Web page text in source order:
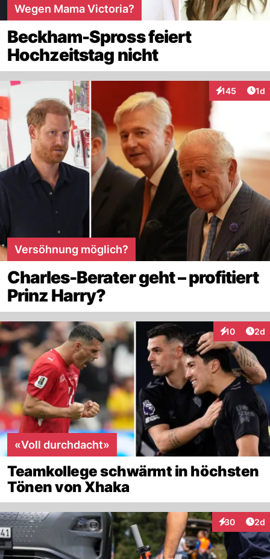
Wegen Mama Victoria?
Beckham-Spross feiert
Hochzeitstag nicht
145
Interaktionen
1d
Versöhnung möglich?
Charles-Berater geht – profitiert
Prinz Harry?
10
Interaktionen
2d
«Voll durchdacht»
Teamkollege schwärmt in höchsten
Tönen von Xhaka
30
Interaktionen
2d